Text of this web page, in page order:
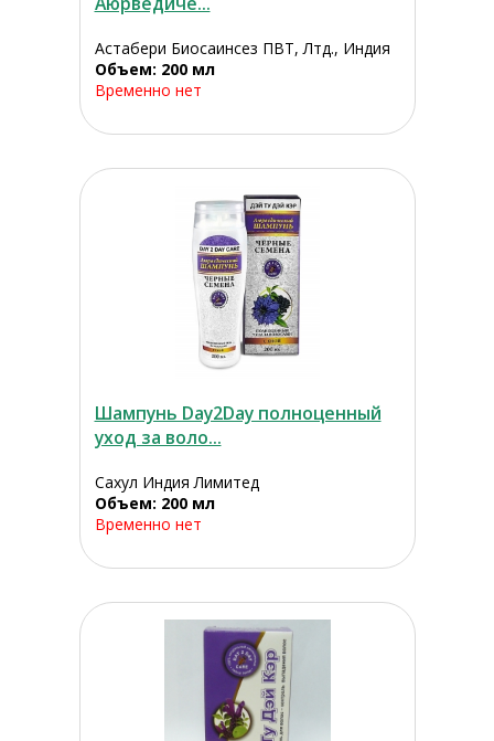
Астабери Биосаинсез ПВТ, Лтд., Индия
Объем: 200 мл
Временно нет
Шампунь Day2Day полноценный
уход за воло...
Сахул Индия Лимитед
Объем: 200 мл
Временно нет